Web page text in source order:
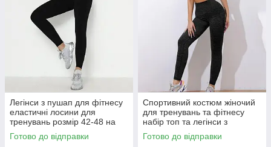
Легінси з пушап для фітнесу
еластичні лосини для
тренувань розмір 42-48 на
зріст до 168 см чорного
кольору
Готово до відправки
Cпортивний костюм жіночий
для тренувань та фітнесу
набір топ та легінси з
ефектом пуш-ап чорний S/M
Готово до відправки